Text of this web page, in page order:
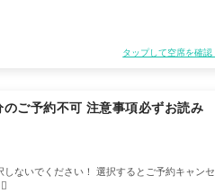
タップして空席を確認
のご予約不可 注意事項必ずお読み
しないでください！ 選択するとご予約キャンセ